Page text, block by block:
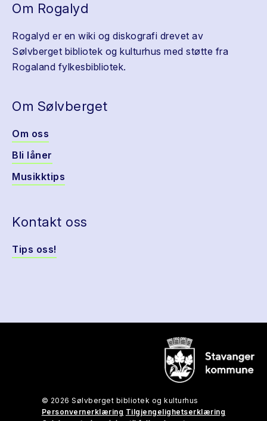
Om Rogalyd
Rogalyd er en wiki og diskografi drevet av
Sølvberget bibliotek og kulturhus med støtte fra
Rogaland fylkesbibliotek.
Om Sølvberget
Om oss
Bli låner
Musikktips
Kontakt oss
Tips oss!
© 2026 Sølvberget bibliotek og kulturhus
Personvernerklæring Tilgjengelighetserklæring